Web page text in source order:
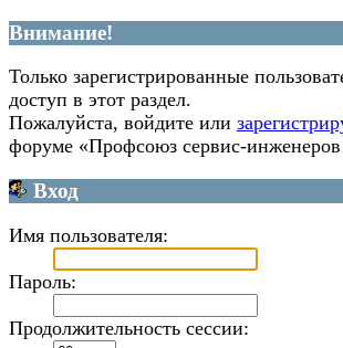
Внимание!
Только зарегистрированные
доступ в этот раздел.
Пожалуйста, войдите или
форуме «Профсоюз сервис-
Вход
Имя пользователя:
Пароль:
Продолжительность сессии: